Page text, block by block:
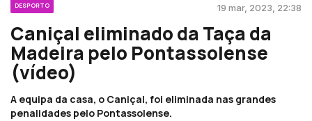
DESPORTO 19 mar, 2023, 22:38
Caniçal eliminado da Taça da
Madeira pelo Pontassolense
(vídeo)
A equipa da casa, o Caniçal, foi eliminada nas grandes
penalidades pelo Pontassolense.